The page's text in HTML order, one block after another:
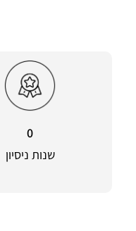
0
שנות ניסיון